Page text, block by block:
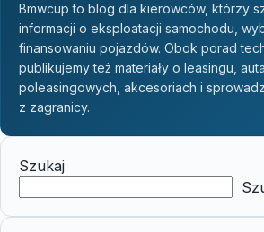
Bmwcup to blog dla kierowców, którzy
informacji o eksploatacji samochodu,
finansowaniu pojazdów. Obok porad
publikujemy też materiały o leasingu,
poleasingowych, akcesoriach i
z zagranicy.
Szukaj